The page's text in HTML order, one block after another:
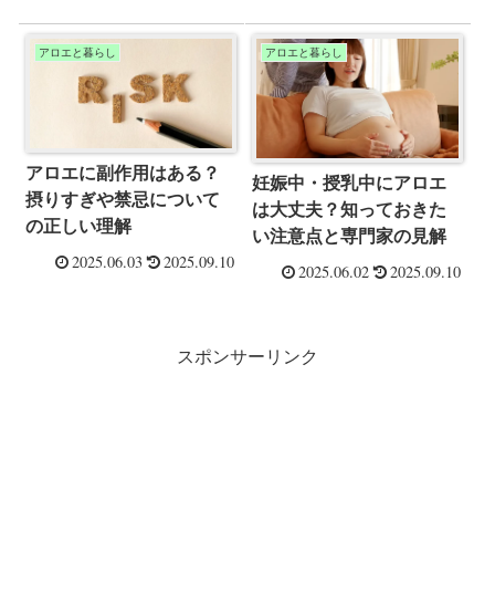
アロエと暮らし
アロエに副作用はある？
摂りすぎや禁忌について
の正しい理解
2025.06.03 2025.09.10
アロエと暮らし
妊娠中・授乳中にアロエ
は大丈夫？知っておきた
い注意点と専門家の見解
2025.06.02 2025.09.10
スポンサーリンク